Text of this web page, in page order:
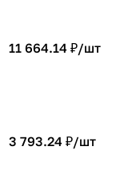
11 664.14 ₽/шт
3 793.24 ₽/шт